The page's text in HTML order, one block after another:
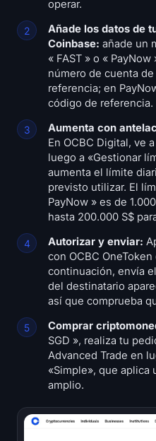
operar.
Añade los datos de
Coinbase: añade un
« FAST » o «
número de cuenta
referencia; en
código de referencia.
Aumenta con
En OCBC Digital, ve
luego a «Gestionar
aumenta el límite
previsto utilizar. El
PayNow » es de
hasta 200.000 S$
Autorizar y enviar:
con OCBC
continuación, envía
del destinatario
así que comprueba
Comprar
SGD », realiza tu
Advanced Trade en
«Simple», que aplica
amplio.